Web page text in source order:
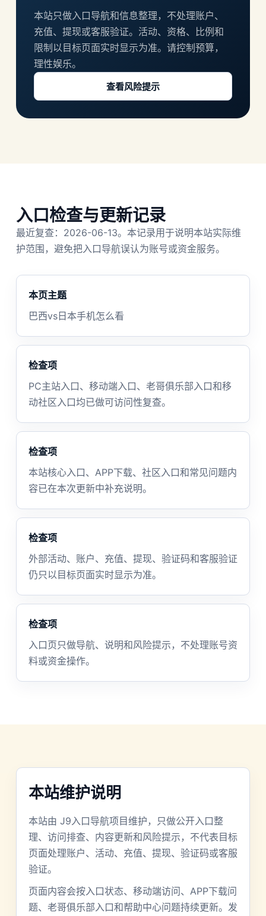
本站只做入口导航和信息整理，不处理账户、
充值、提现或客服验证。活动、资格、比例和
限制以目标页面实时显示为准。请控制预算，
理性娱乐。
查看风险提示
入口检查与更新记录
最近复查：2026-06-13。本记录用于说明本站实际维
护范围，避免把入口导航误认为账号或资金服务。
本页主题
巴西vs日本手机怎么看
检查项
PC主站入口、移动端入口、老哥俱乐部入口和移
动社区入口均已做可访问性复查。
检查项
本站核心入口、APP下载、社区入口和常见问题内
容已在本次更新中补充说明。
检查项
外部活动、账户、充值、提现、验证码和客服验证
仍只以目标页面实时显示为准。
检查项
入口页只做导航、说明和风险提示，不处理账号资
料或资金操作。
本站维护说明
本站由 J9入口导航项目维护，只做公开入口整
理、访问排查、内容更新和风险提示，不代表目标
页面处理账户、活动、充值、提现、验证码或客服
验证。
页面内容会按入口状态、移动端访问、APP下载问
题、老哥俱乐部入口和帮助中心问题持续更新。发